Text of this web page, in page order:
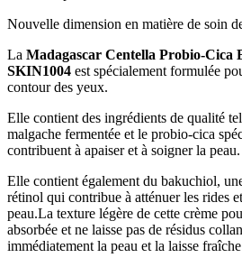
Nouvelle dimension en matière de soin
La Madagascar Centella Probio-Cica
SKIN1004 est spécialement formulée
contour des yeux.
Elle contient des ingrédients de qualité
malgache fermentée et le probio-cica
contribuent à apaiser et à soigner la peau.
Elle contient également du bakuchiol,
rétinol qui contribue à atténuer les rides
peau.La texture légère de cette crème
absorbée et ne laisse pas de résidus
immédiatement la peau et la laisse